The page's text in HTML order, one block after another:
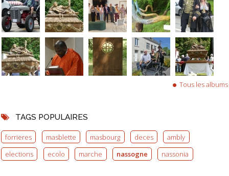
Tous les albums
TAGS POPULAIRES
forrieres masblette masbourg deces
ambly
elections
ecolo marche nassogne nassonia